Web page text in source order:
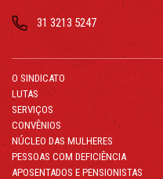
31 3213 5247
O SINDICATO
LUTAS
SERVIÇOS
CONVÊNIOS
NÚCLEO DAS MULHERES
PESSOAS COM DEFICIÊNCIA
APOSENTADOS E PENSIONISTAS